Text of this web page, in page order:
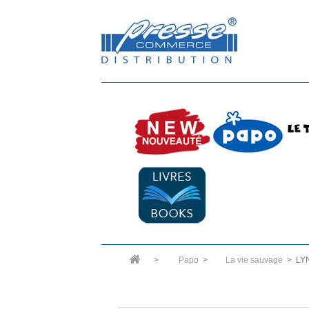
> Papo > La vie sauvage >